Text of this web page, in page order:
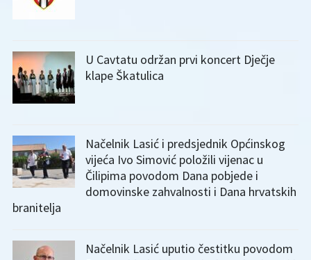
U Cavtatu održan prvi koncert Dječje
klape Škatulica
Načelnik Lasić i predsjednik Općinskog
vijeća Ivo Simović položili vijenac u
Čilipima povodom Dana pobjede i
domovinske zahvalnosti i Dana hrvatskih
branitelja
Načelnik Lasić uputio čestitku povodom